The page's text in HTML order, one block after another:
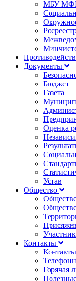
МБУ
Росреестр
Документы
Бюджет
Газета
Оценка
Устав
Общество
Контакты
Горячая